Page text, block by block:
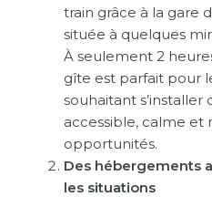
train grâce à la gare
située à quelques
À seulement 2
gîte est parfait pour
souhaitant s’installer
accessible, calme et
opportunités.
Des hébergements
les situations